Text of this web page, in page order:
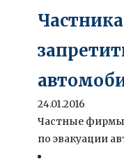
24.01.2016
Частные фирмы
по эвакуации